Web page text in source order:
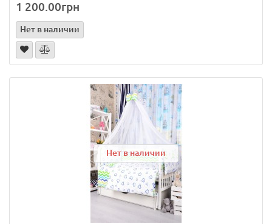
1 200.00грн
Нет в наличии
Нет в наличии